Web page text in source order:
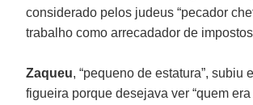
considerado pelos judeus “pecador
trabalho como arrecadador de
Zaqueu, “pequeno de estatura”, subiu
figueira porque desejava ver “quem